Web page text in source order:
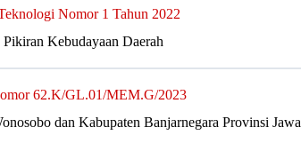
Nomor 1 Tahun 2022
Pikiran Kebudayaan Daerah
62.K/GL.01/MEM.G/2023
dan Kabupaten Banjarnegara Provinsi Jawa